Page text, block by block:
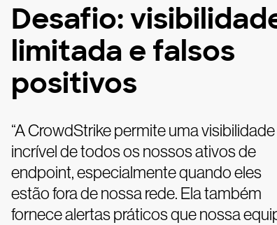
Desafio:
limitada e falsos
positivos
“A CrowdStrike permite uma visibilidade
incrível de todos os nossos ativos de
endpoint, especialmente quando eles
estão fora de nossa rede. Ela também
fornece alertas práticos que nossa